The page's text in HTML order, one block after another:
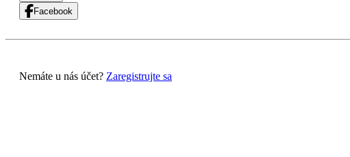
Facebook
Nemáte u nás účet? Zaregistrujte sa